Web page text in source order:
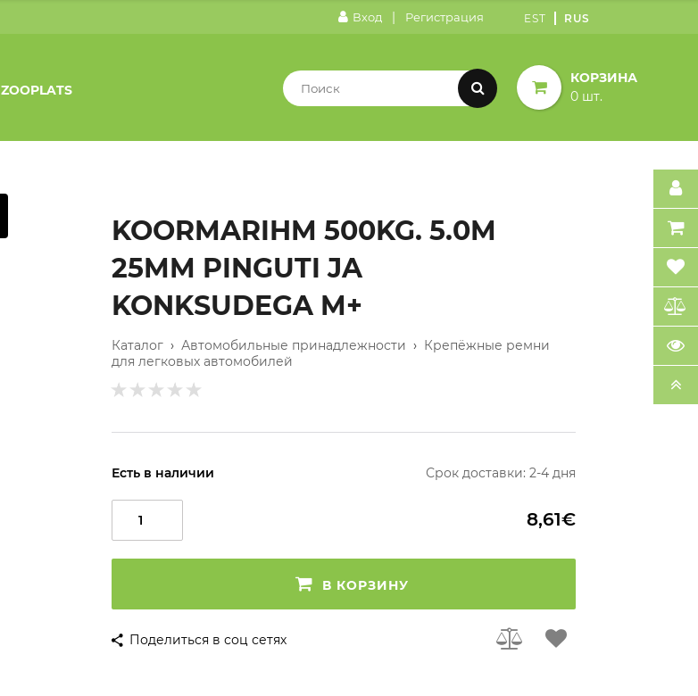
Вход | Регистрация EST RUS
ZOOPLATS
КОРЗИНА
0 шт.
KOORMARIHM 500KG. 5.0M
25MM PINGUTI JA
KONKSUDEGA M+
Каталог › Автомобильные принадлежности › Крепёжные ремни
для легковых автомобилей
Есть в наличии Срок доставки: 2-4 дня
8,61€
В КОРЗИНУ
Поделиться в соц сетях